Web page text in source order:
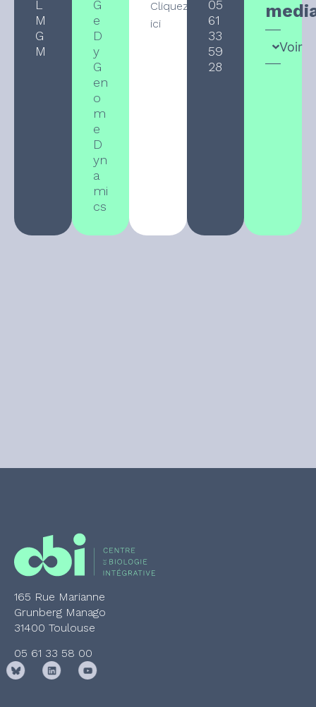
L
M
G
M
G
e
D
y
G
en
o
m
e
D
yn
a
mi
cs
Cliquez
ici
05
61
33
59
28
Voir
165 Rue Marianne
Grunberg Manago
31400 Toulouse
05 61 33 58 00